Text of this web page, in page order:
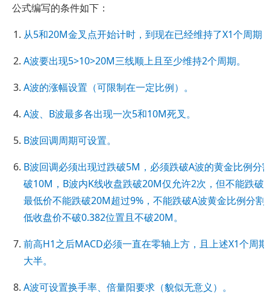
公式编写的条件如下：
从5和20M金叉点开始计时，到现在已经维持了X1个周期
A波要出现5>10>20M三线顺上且至少维持2个周期。
A波的涨幅设置（可限制在一定比例）。
A波、B波最多各出现一次5和10M死叉。
B波回调周期可设置。
B波回调必须出现过跌破5M，必须跌破A波的黄金比例分
破10M，B波内K线收盘跌破20M仅允许2次，但不能跌破
最低价不能跌破20M超过9%，不能跌破A波黄金比例分割
低收盘价不破0.382位置且不破20M。
前高H1之后MACD必须一直在零轴上方，且上述X1个周
大半。
A波可设置换手率、倍量阳要求（貌似无意义）。